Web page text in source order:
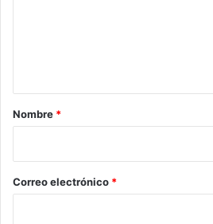
r
*
Nombre *
Correo electrónico *